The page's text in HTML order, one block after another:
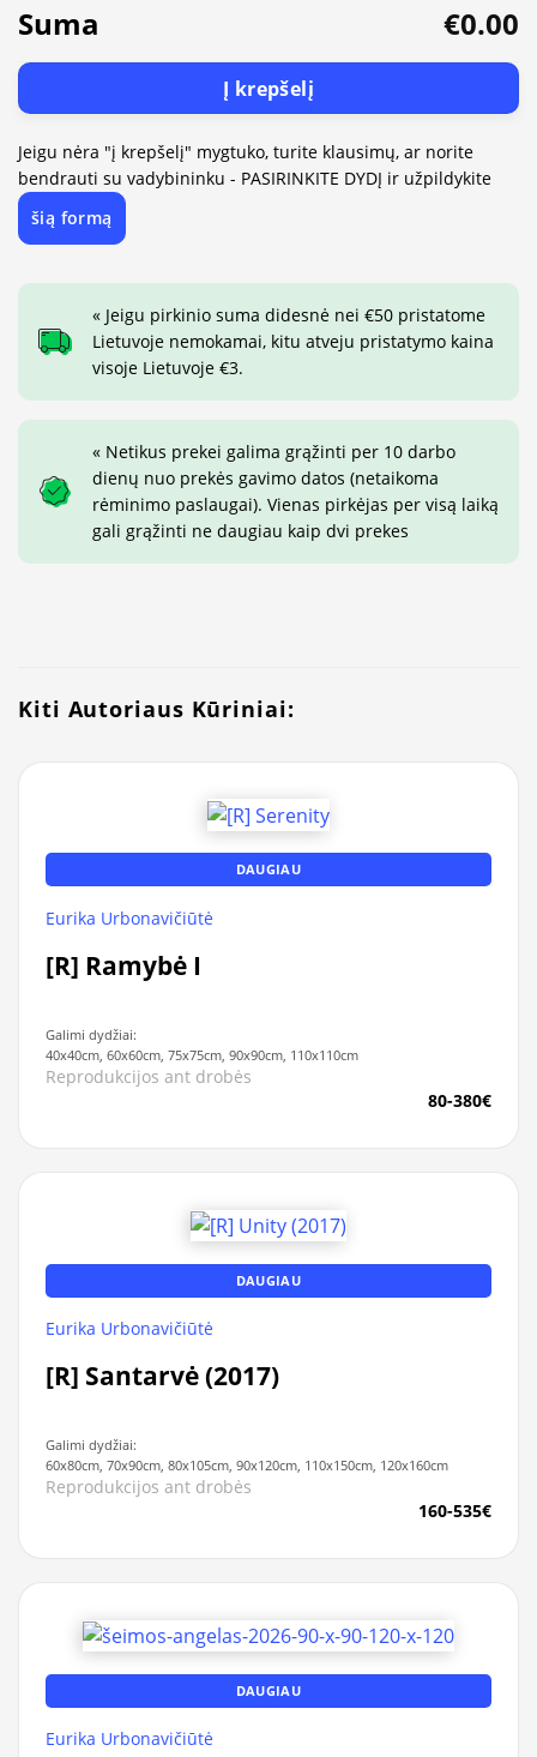
Suma €0.00
Į krepšelį
Jeigu nėra "į krepšelį" mygtuko, turite klausimų, ar norite
bendrauti su vadybininku - PASIRINKITE DYDĮ ir užpildykite
šią formą
« Jeigu pirkinio suma didesnė nei €50 pristatome
Lietuvoje nemokamai, kitu atveju pristatymo kaina
visoje Lietuvoje €3.
« Netikus prekei galima grąžinti per 10 darbo
dienų nuo prekės gavimo datos (netaikoma
rėminimo paslaugai). Vienas pirkėjas per visą laiką
gali grąžinti ne daugiau kaip dvi prekes
Kiti Autoriaus Kūriniai:
DAUGIAU
Eurika Urbonavičiūtė
[R] Ramybė I
Galimi dydžiai:
40x40cm, 60x60cm, 75x75cm, 90x90cm, 110x110cm
Reprodukcijos ant drobės
80-380€
DAUGIAU
Eurika Urbonavičiūtė
[R] Santarvė (2017)
Galimi dydžiai:
60x80cm, 70x90cm, 80x105cm, 90x120cm, 110x150cm, 120x160cm
Reprodukcijos ant drobės
160-535€
DAUGIAU
Eurika Urbonavičiūtė